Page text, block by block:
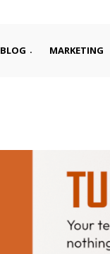
BLOG MARKETING